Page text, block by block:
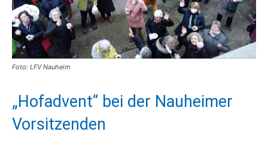
Foto: LFV Nauheim
„Hofadvent“ bei der Nauheimer
Vorsitzenden